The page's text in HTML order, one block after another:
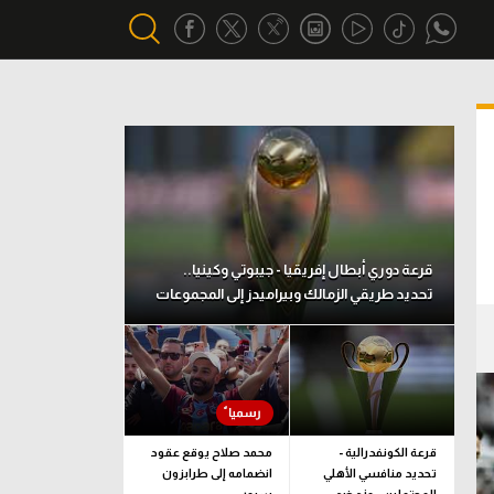
أقسام خاصة
Gamers
ميركاتو
تحقيق في الجول
تقرير في الجول
تحليل في الجول
حكايات في الجول
كويز في الجول
فيديو في الجول
قرعة دوري أبطال إفريقيا - جيبوتي وكينيا..
تحديد طريقي الزمالك وبيراميدز إلى المجموعات
قرعة الكونفدرالية -
تحديد منافسي الأهلي
محمد صلاح يوقع عقود
انضمامه إلى طرابزون